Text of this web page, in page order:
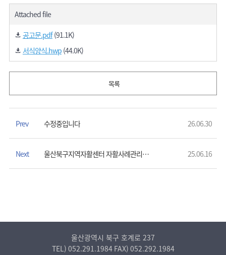
Attached file
공고문.pdf(91.1K)
서식양식.hwp(44.0K)
목록
Prev 수정중입니다 26.06.30
Next 울산북구지역자활센터 자활사례관리사(계약직) 직원 채용 공고(2차) 25.06.16
울산광역시 북구 호계로 237
TEL) 052.291.1984 FAX) 052.292.1984